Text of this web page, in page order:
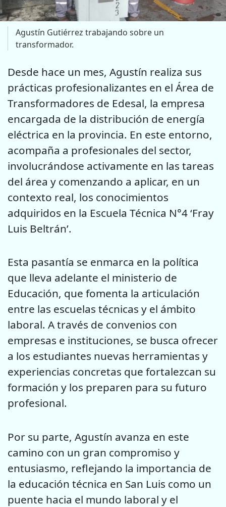
Agustín Gutiérrez trabajando sobre un
transformador.
Desde hace un mes, Agustín realiza sus
prácticas profesionalizantes en el Área de
Transformadores de Edesal, la empresa
encargada de la distribución de energía
eléctrica en la provincia. En este entorno,
acompaña a profesionales del sector,
involucrándose activamente en las tareas
del área y comenzando a aplicar, en un
contexto real, los conocimientos
adquiridos en la Escuela Técnica N°4 ‘Fray
Luis Beltrán’.
Esta pasantía se enmarca en la política
que lleva adelante el ministerio de
Educación, que fomenta la articulación
entre las escuelas técnicas y el ámbito
laboral. A través de convenios con
empresas e instituciones, se busca ofrecer
a los estudiantes nuevas herramientas y
experiencias concretas que fortalezcan su
formación y los preparen para su futuro
profesional.
Por su parte, Agustín avanza en este
camino con un gran compromiso y
entusiasmo, reflejando la importancia de
la educación técnica en San Luis como un
puente hacia el mundo laboral y el